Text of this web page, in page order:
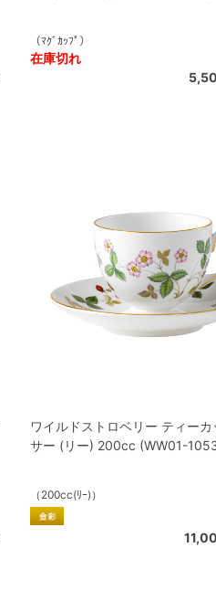
（ﾏｸﾞｶｯﾌﾟ）
在庫切れ
ワイルドストロベリー ティーカ
サー (リー) 200cc (WW01-
（200cc(ﾘｰ)）